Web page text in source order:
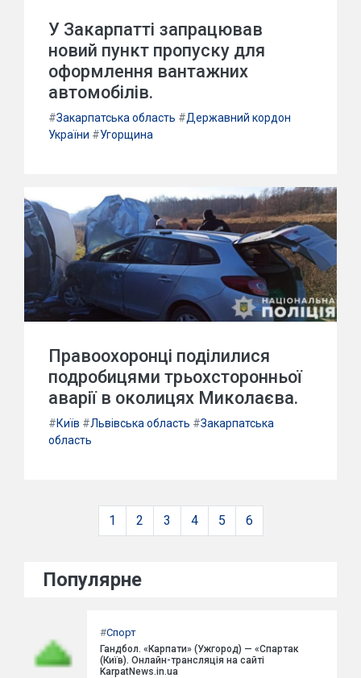
У Закарпатті запрацював
новий пункт пропуску для
оформлення вантажних
автомобілів.
#Закарпатська область #Державний кордон
України #Угорщина
Правоохоронці поділилися
подробицями трьохсторонньої
аварії в околицях Миколаєва.
#Київ #Львівська область #Закарпатська
область
1 2 3 4 5 6
Популярне
#Спорт
Гандбол. «Карпати» (Ужгород) — «Спартак
(Київ). Онлайн-трансляція на сайті
KarpatNews.in.ua